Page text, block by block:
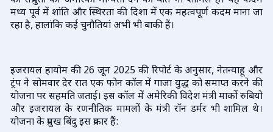
मध्य पूर्व में शांति और स्थिरता की दिशा में एक महत्वपूर्ण कदम माना जा
रहा है, हालांकि कई चुनौतियां अभी भी बाकी हैं।
इजरायल हायोम की 26 जून 2025 की रिपोर्ट के अनुसार, नेतन्याहू और
ट्रंप ने सोमवार देर रात एक फोन कॉल में गाजा युद्ध को समाप्त करने की
योजना पर सहमति जताई। इस कॉल में अमेरिकी विदेश मंत्री मार्को रुबियो
और इजरायल के रणनीतिक मामलों के मंत्री रॉन डर्मर भी शामिल थे।
योजना के प्रमुख बिंदु इस प्रकार हैं: